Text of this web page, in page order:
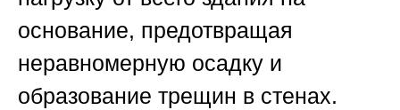
основание, предотвращая
неравномерную осадку и
образование трещин в стенах.